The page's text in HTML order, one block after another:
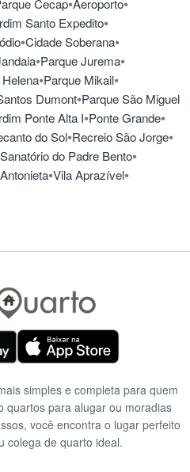
Cecap Aeroporto
Santo Expedito•
•Cidade Soberana•
•Parque Jurema•
•Parque Mikail•
Dumont•Parque São Miguel
Ponte Alta I•Ponte Grande•
do Sol•Recreio São Jorge•
Sanatório do Padre Bento•
•Vila Aprazível•
simples e completa para quem
quartos para alugar ou moradias
você encontra o lugar perfeito
colega de quarto ideal.